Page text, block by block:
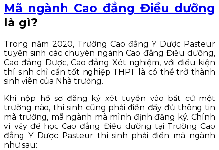
Mã ngành Cao đẳng Điều dưỡng
là gì?
Trong năm 2020, Trường Cao đẳng Y Dược Pasteur
tuyển sinh các chuyên ngành Cao đẳng Điều dưỡng,
Cao đẳng Dược, Cao đẳng Xét nghiệm, với điều kiện
thí sinh chỉ cần tốt nghiệp THPT là có thể trở thành
sinh viên của Nhà trường.
Khi nộp hồ sơ đăng ký xét tuyển vào bất cứ một
trường nào, thí sinh cũng phải điền đầy đủ thông tin
mã trường, mã ngành mà mình định đăng ký. Chính
vì vậy để học Cao đẳng Điều dưỡng tại Trường Cao
đẳng Y Dược Pasteur thí sinh phải điền mã ngành
như sau: